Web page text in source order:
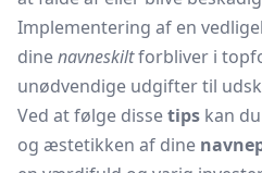
Implementering af en
dinenavneskiltforbliver i
unødvendige udgifter til
Ved at følge dissetips kan
og æstetikken af dine